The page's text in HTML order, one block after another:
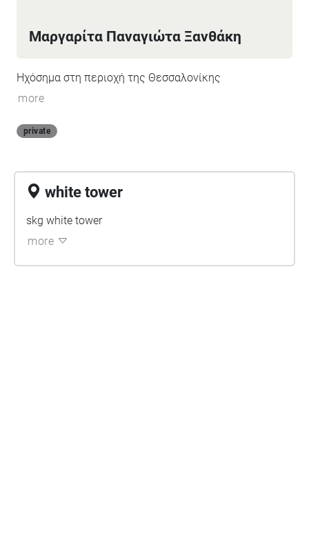
Μαργαρίτα Παναγιώτα Ξανθάκη
Ηχόσημα στη περιοχή της Θεσσαλονίκης
more
private
white tower
skg white tower
more